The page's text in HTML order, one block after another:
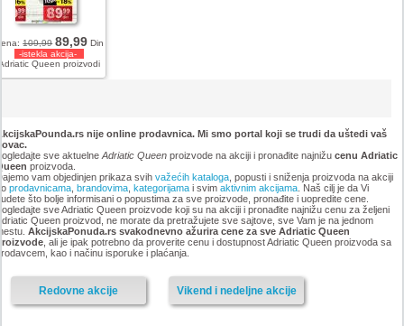
109,99 89,99 Din
-istekla akcija-
Queen proizvodi
nije online prodavnica. Mi smo portal koji se trudi da uštedi vaš
sve aktuelne Adriatic Queenproizvode na akciji i pronađite najnižu cenu Adriatic
proizvoda.
vam objedinjen prikaza svih važećih kataloga, popusti i sniženja proizvoda na akciji
prodavnicama, brandovima, kategorijamai svim aktivnim akcijama. Naš cilj je da Vi
što bolje informisani o popustima za sve proizvode, pronađite i uopredite cene.
sve Adriatic Queen proizvode koji su na akciji i pronađite najnižu cenu za željeni
Queen proizvod, ne morate da pretražujete sve sajtove, sve Vam je na jednom
AkcijskaPonuda.rs svakodnevno ažurira cene za sve Adriatic Queen
, ali je ipak potrebno da proverite cenu i dostupnost Adriatic Queen proizvoda sa
kao i načinu isporuke i plaćanja.
Vikend i nedeljne akcije
Redovne akcije